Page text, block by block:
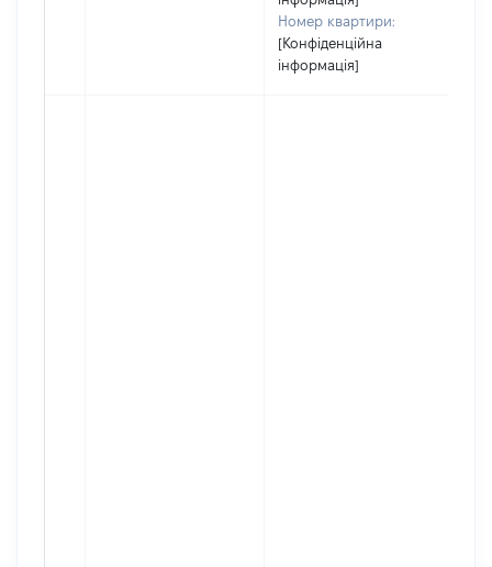
Номер квартири:
[Конфіденційна
інформація]